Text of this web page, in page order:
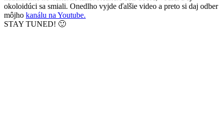
okoloidúci sa smiali. Onedlho vyjde ďalšie video a preto si daj odber
môjho kanálu na Youtube.
STAY TUNED! 🙂